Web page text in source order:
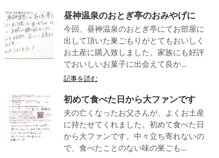
昼神温泉のおとぎ亭のおみやげに
今回、昼神温泉のおとぎ亭にてお部屋に
出して頂いた巣ごもりがとてもおいしく
お土産に購入致しました。家族にも好評
でおいしいお菓子に出会えて良か...
記事を読む
初めて食べた日から大ファンです
夫の亡くなったお父さんが、よくお土産
に持たせてくれました。初めて食べた日
から大ファンです。中々立ち寄れないの
で、食べたことのない味の巣ごも...